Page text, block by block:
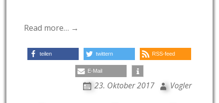
Read more… →
teilen twittern RSS-feed
E-Mail
23. Oktober 2017 Vogler